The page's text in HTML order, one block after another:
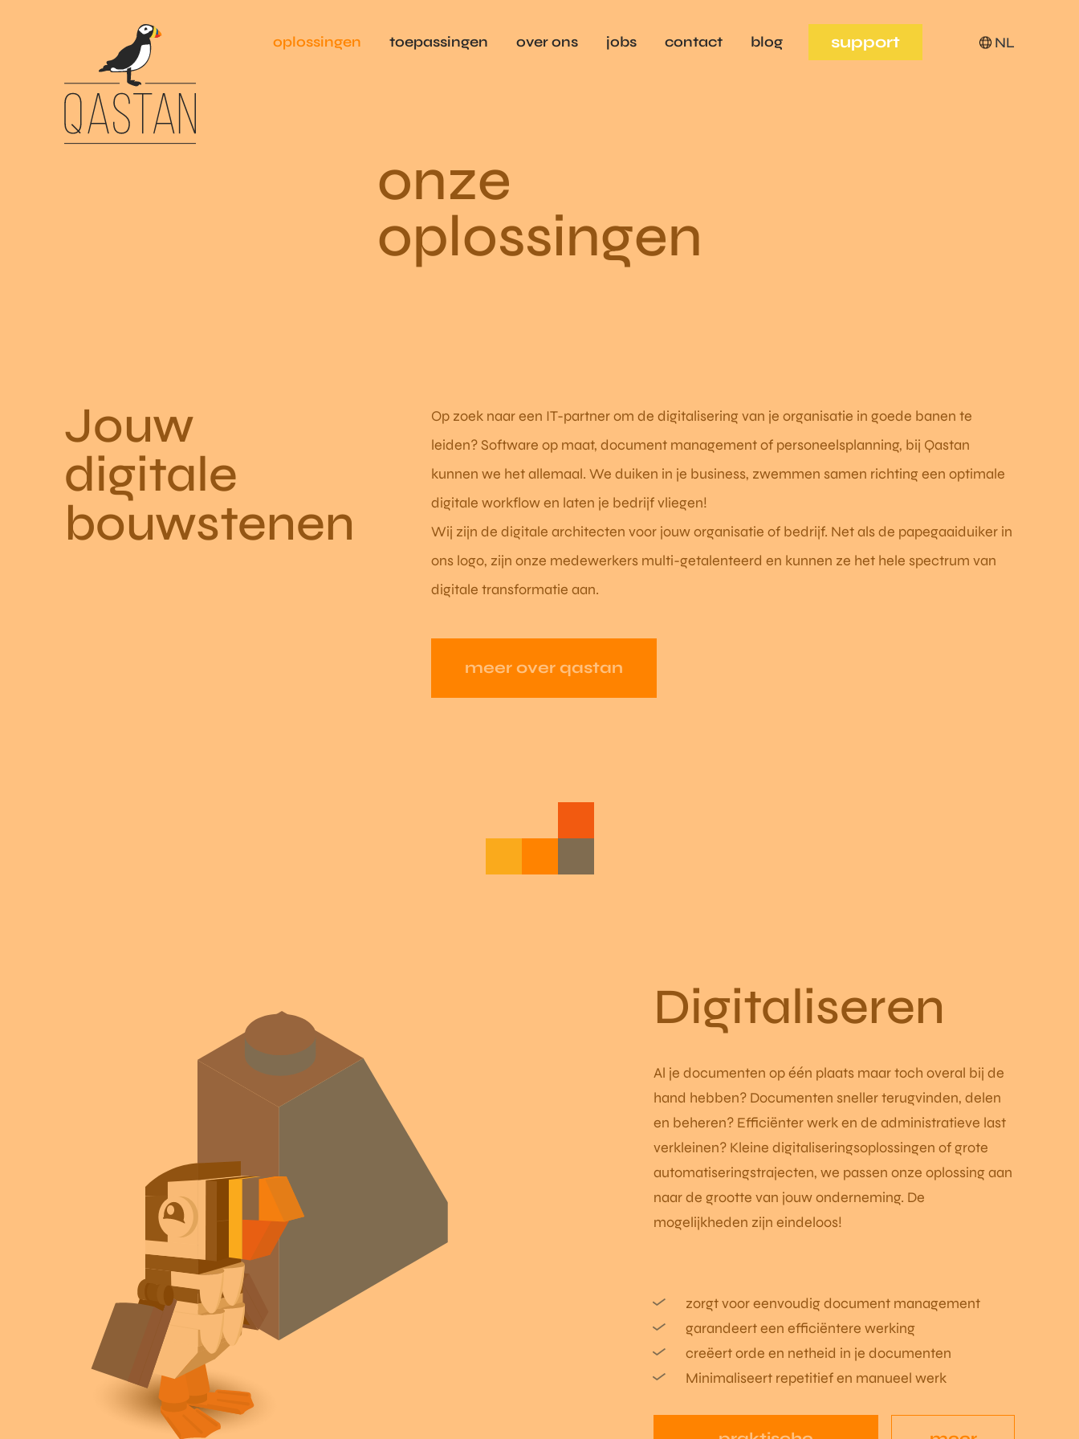
oplossingen toepassingen over ons jobs contact blog support NL
onze
oplossingen
Jouw
digitale
bouwstenen
Op zoek naar een IT-partner om de digitalisering van je organisatie in goede banen te
leiden? Software op maat, document management of personeelsplanning, bij Qastan
kunnen we het allemaal. We duiken in je business, zwemmen samen richting een optimale
digitale workflow en laten je bedrijf vliegen!
Wij zijn de digitale architecten voor jouw organisatie of bedrijf. Net als de papegaaiduiker in
ons logo, zijn onze medewerkers multi-getalenteerd en kunnen ze het hele spectrum van
digitale transformatie aan.
meer over qastan
Digitaliseren
Al je documenten op één plaats maar toch overal bij de
hand hebben? Documenten sneller terugvinden, delen
en beheren? Efficiënter werk en de administratieve last
verkleinen? Kleine digitaliseringsoplossingen of grote
automatiseringstrajecten, we passen onze oplossing aan
naar de grootte van jouw onderneming. De
mogelijkheden zijn eindeloos!
zorgt voor eenvoudig document management
garandeert een efficiëntere werking
creëert orde en netheid in je documenten
Minimaliseert repetitief en manueel werk